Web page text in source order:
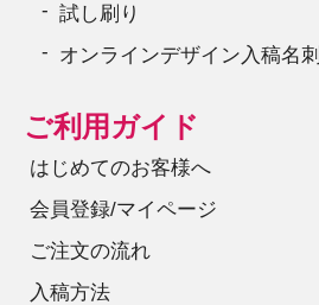
試し刷り
オンラインデザイン入稿名刺
ご利用ガイド
はじめてのお客様へ
会員登録/マイページ
ご注文の流れ
入稿方法